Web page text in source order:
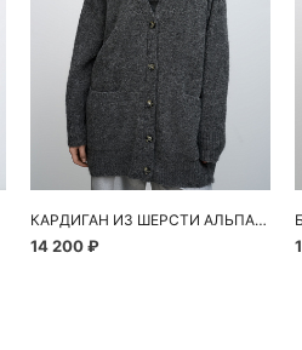
КАРДИГАН ИЗ ШЕРСТИ АЛЬПАКА
14 200 ₽